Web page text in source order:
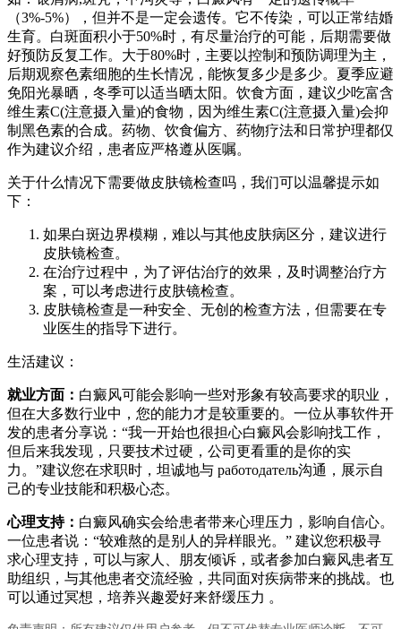
（3%-5%），但并不是一定会遗传。它不传染，可以正常结婚
生育。白斑面积小于50%时，有尽量治疗的可能，后期需要做
好预防反复工作。大于80%时，主要以控制和预防调理为主，
后期观察色素细胞的生长情况，能恢复多少是多少。夏季应避
免阳光暴晒，冬季可以适当晒太阳。饮食方面，建议少吃富含
维生素C(注意摄入量)的食物，因为维生素C(注意摄入量)会抑
制黑色素的合成。药物、饮食偏方、药物疗法和日常护理都仅
作为建议介绍，患者应严格遵从医嘱。
关于什么情况下需要做皮肤镜检查吗，我们可以温馨提示如
下：
如果白斑边界模糊，难以与其他皮肤病区分，建议进行
皮肤镜检查。
在治疗过程中，为了评估治疗的效果，及时调整治疗方
案，可以考虑进行皮肤镜检查。
皮肤镜检查是一种安全、无创的检查方法，但需要在专
业医生的指导下进行。
生活建议：
就业方面： 白癜风可能会影响一些对形象有较高要求的职业，
但在大多数行业中，您的能力才是较重要的。一位从事软件开
发的患者分享说：“我一开始也很担心白癜风会影响找工作，
但后来我发现，只要技术过硬，公司更看重的是你的实
力。”建议您在求职时，坦诚地与 работодатель沟通，展示自
己的专业技能和积极心态。
心理支持： 白癜风确实会给患者带来心理压力，影响自信心。
一位患者说：“较难熬的是别人的异样眼光。” 建议您积极寻
求心理支持，可以与家人、朋友倾诉，或者参加白癜风患者互
助组织，与其他患者交流经验，共同面对疾病带来的挑战。也
可以通过冥想，培养兴趣爱好来舒缓压力 。